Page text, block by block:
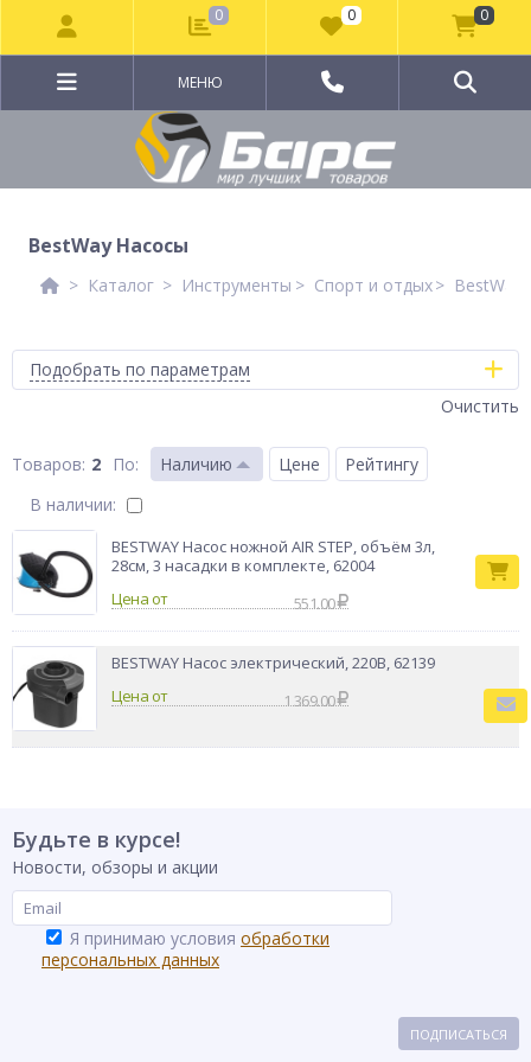
МЕНЮ
BestWay Насосы
Каталог Инструменты Спорт и отдых BestWay
Подобрать по параметрам
Очистить
2 По: Наличию Цене
Рейтингу
В наличии:
BESTWAY Насос ножной AIR STEP, объём 3л,
28см, 3 насадки в комплекте, 62004
Цена от
551.00
BESTWAY Насос электрический, 220В, 62139
Цена от
1 369.00
Будьте в курсе!
Новости, обзоры и акции
Я принимаю условия обработки
персональных данных
ПОДПИСАТЬСЯ
0 0 0